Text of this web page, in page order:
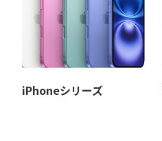
iPhoneシリーズ